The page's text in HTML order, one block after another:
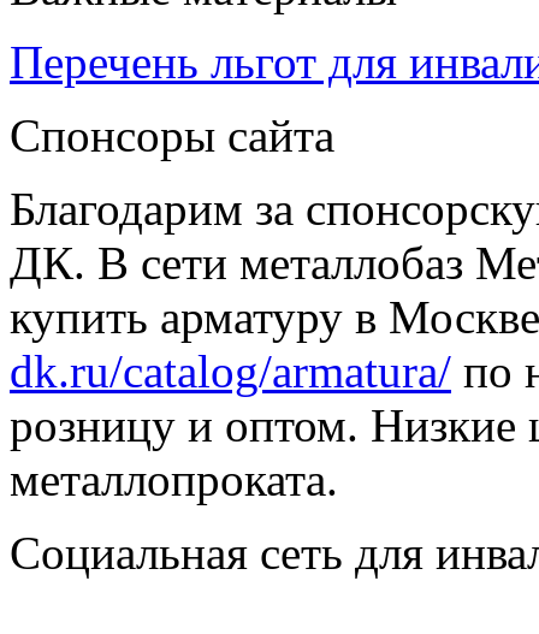
Перечень льгот для
Спонсоры сайта
Благодарим за
ДК. В сети металлобаз
купить арматуру в
dk.ru/catalog/armatura/ по
розницу и оптом. Низкие
металлопроката.
Социальная сеть для